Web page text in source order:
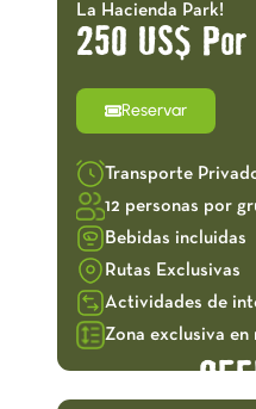
La Hacienda Park!
250 US$ Por
Reservar
Transporte
12 personas por
Bebidas incluidas
Rutas Exclusivas
Actividades de
Zona exclusiva en